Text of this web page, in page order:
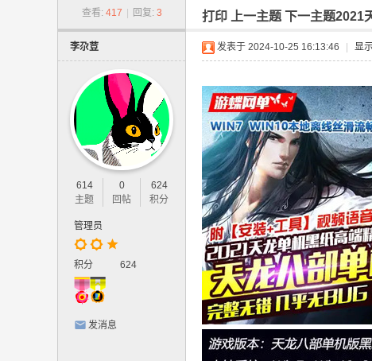
网
查看: 417 回复: 3 打印 上一主题 下一主题2021
李尕荳
614
主题
0
回帖
624
积分
管理员
积分 624
发消息
发表于 2024-10-25 16:13:46 显